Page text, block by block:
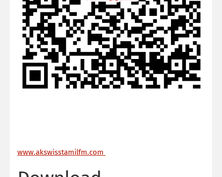
www.akswisstamilfm.com